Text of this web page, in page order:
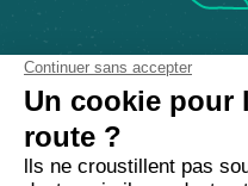
Comment
Made with